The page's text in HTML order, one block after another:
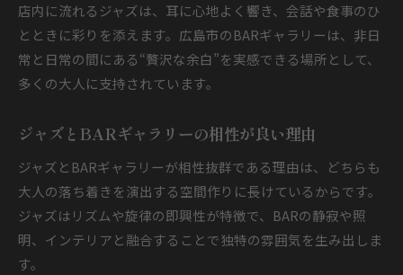
店内に流れるジャズは、耳に心地よく響き、会話や食事のひ
とときに彩りを添えます。広島市のBARギャラリーは、非日
常と日常の間にある“贅沢な余白”を実感できる場所として、
多くの大人に支持されています。
ジャズとBARギャラリーの相性が良い理由
ジャズとBARギャラリーが相性抜群である理由は、どちらも
大人の落ち着きを演出する空間作りに長けているからです。
ジャズはリズムや旋律の即興性が特徴で、BARの静寂や照
明、インテリアと融合することで独特の雰囲気を生み出しま
す。